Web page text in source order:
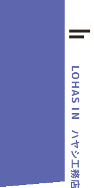
LOHAS IN
ハヤシ工務店